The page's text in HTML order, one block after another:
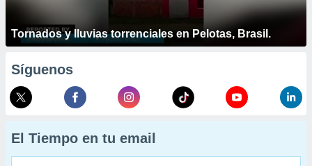
Tornados y lluvias torrenciales en Pelotas, Brasil.
Síguenos
El Tiempo en tu email